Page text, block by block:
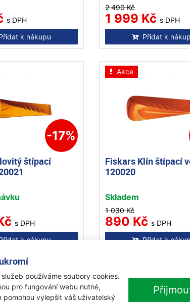
používáme soubory cookies.
pro fungování webu nutné,
pomohou vylepšit váš uživatelský
s DPH
k nákupu
2 490 Kč
1 999 Kč s DPH
Přidat k
-17%
štípací
s DPH
k nákupu
Akce
Fiskars Klín štípací
120020
Skladem
1 030 Kč
890 Kč s DPH
Přidat k
Akce